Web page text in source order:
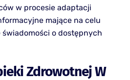
w procesie adaptacji
mające na celu
świadomości o dostępnych
Zdrowotnej W